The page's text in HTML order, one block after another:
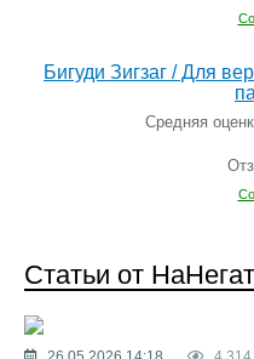
Бигуди Зигзаг / Для
Средняя
Статьи от